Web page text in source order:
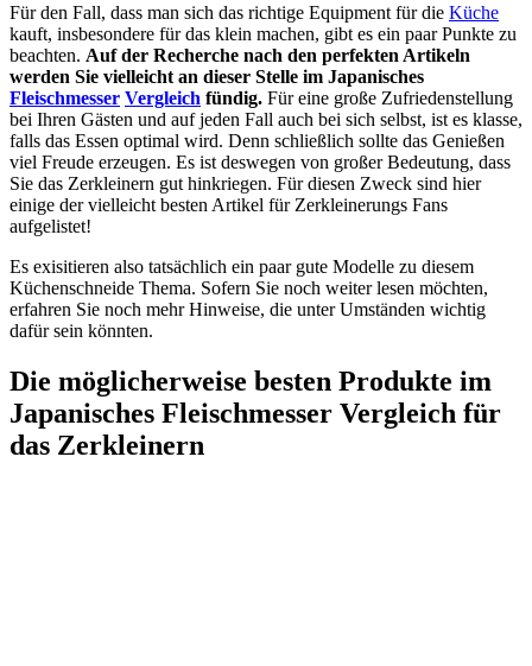
Für den Fall, dass man sich das richtige Equipment für die Küche
kauft, insbesondere für das klein machen, gibt es ein paar Punkte zu
beachten. Auf der Recherche nach den perfekten Artikeln
werden Sie vielleicht an dieser Stelle im Japanisches
Fleischmesser Vergleich fündig. Für eine große Zufriedenstellung
bei Ihren Gästen und auf jeden Fall auch bei sich selbst, ist es klasse,
falls das Essen optimal wird. Denn schließlich sollte das Genießen
viel Freude erzeugen. Es ist deswegen von großer Bedeutung, dass
Sie das Zerkleinern gut hinkriegen. Für diesen Zweck sind hier
einige der vielleicht besten Artikel für Zerkleinerungs Fans
aufgelistet!
Es exisitieren also tatsächlich ein paar gute Modelle zu diesem
Küchenschneide Thema. Sofern Sie noch weiter lesen möchten,
erfahren Sie noch mehr Hinweise, die unter Umständen wichtig
dafür sein könnten.
Die möglicherweise besten Produkte im
Japanisches Fleischmesser Vergleich für
das Zerkleinern